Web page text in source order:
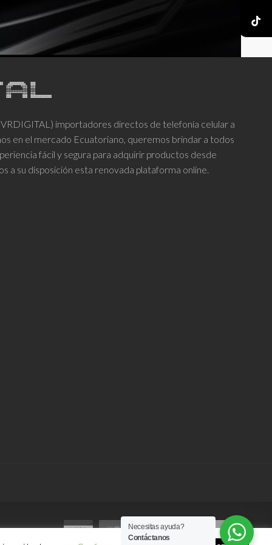
importadores directos de telefonía celular a
en el mercado Ecuatoriano, queremos brindar a todos
fácil y segura para adquirir productos desde
a su disposición esta renovada plataforma online.
Necesitas ayuda?
Contáctanos